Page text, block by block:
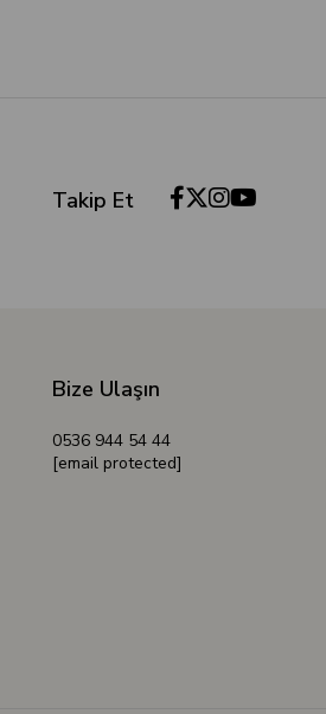
Takip Et
Bize Ulaşın
0536 944 54 44
[email protected]